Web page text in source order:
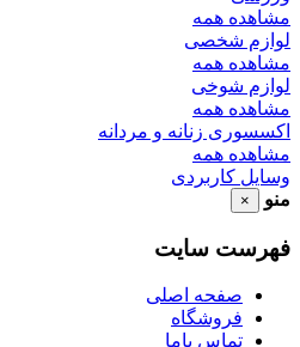
مشاهده همه
لوازم شخصی
مشاهده همه
لوازم شوخی
مشاهده همه
اکسسوری زنانه و مردانه
مشاهده همه
وسایل کاربردی
منو
×
فهرست سایت
صفحه اصلی
فروشگاه
تماس باما